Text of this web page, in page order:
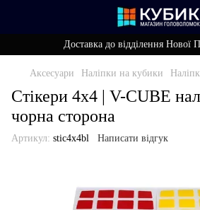
Доставка до відділення Нової
Аксесуари Наліпки на кубики
Стікери 4x4 | V-CUBE
чорна сторона
Артикул: stic4x4bl Написати відгук